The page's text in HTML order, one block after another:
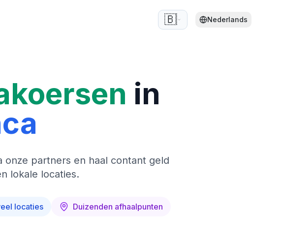
🇧🇪 Nederlands
in
onze partners en haal contant geld
lokale locaties.
locaties Duizenden afhaalpunten